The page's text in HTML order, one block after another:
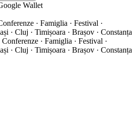
Wallet
· Famiglia · Festival ·
· Cluj · Timișoara · Brașov · Constanța
· Famiglia · Festival ·
· Cluj · Timișoara · Brașov · Constanța